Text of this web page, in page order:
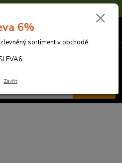
zboží s kódem SLEVA6
6%
sortiment v obchodě:
Zavřít